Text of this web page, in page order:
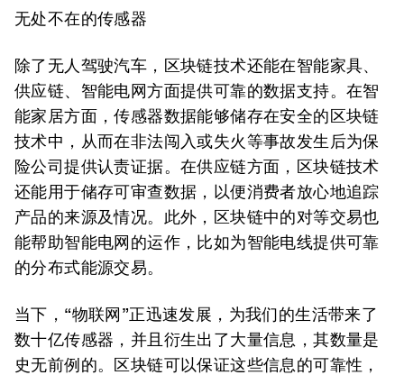
无处不在的传感器
除了无人驾驶汽车，区块链技术还能在智能家具、
供应链、智能电网方面提供可靠的数据支持。在智
能家居方面，传感器数据能够储存在安全的区块链
技术中，从而在非法闯入或失火等事故发生后为保
险公司提供认责证据。在供应链方面，区块链技术
还能用于储存可审查数据，以便消费者放心地追踪
产品的来源及情况。此外，区块链中的对等交易也
能帮助智能电网的运作，比如为智能电线提供可靠
的分布式能源交易。
当下，“物联网”正迅速发展，为我们的生活带来了
数十亿传感器，并且衍生出了大量信息，其数量是
史无前例的。区块链可以保证这些信息的可靠性，